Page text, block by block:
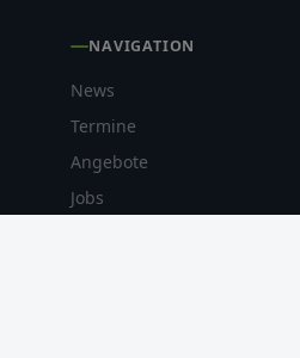
NAVIGATION
News
Termine
Angebote
Jobs